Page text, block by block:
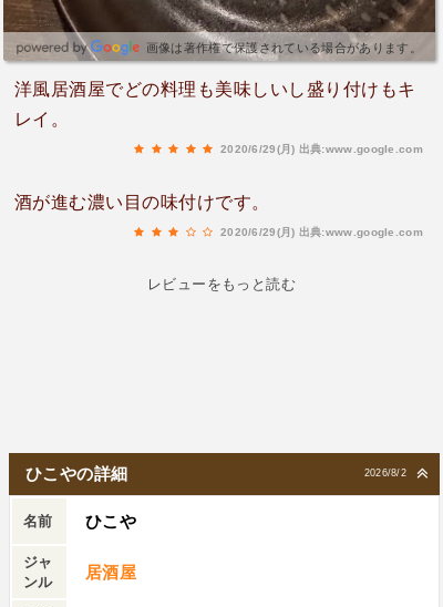
画像は著作権で保護されている場合があります。
洋風居酒屋でどの料理も美味しいし盛り付けもキ
レイ。
2020/6/29(月) 出典:www.google.com
酒が進む濃い目の味付けです。
2020/6/29(月) 出典:www.google.com
レビューをもっと読む
2026/8/2
ひこやの詳細
名前 ひこや
ジャ
ンル
居酒屋